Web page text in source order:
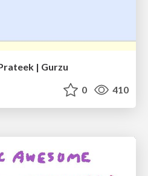
| Gurzu
0 410